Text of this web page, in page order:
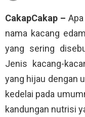
CakapCakap –Apa
nama kacang
yang sering
Jenis kacang-
yang hijau dengan
kedelai pada
kandungan nutrisi